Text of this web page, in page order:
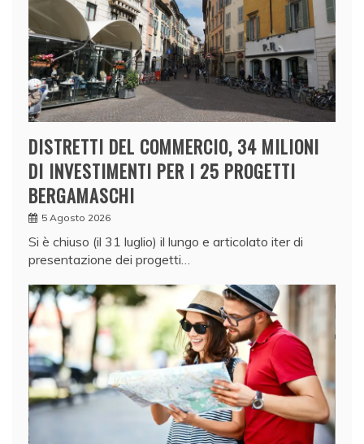
DISTRETTI DEL COMMERCIO, 34 MILIONI
DI INVESTIMENTI PER I 25 PROGETTI
BERGAMASCHI
5 Agosto 2026
Si è chiuso (il 31 luglio) il lungo e articolato iter di
presentazione dei progetti…